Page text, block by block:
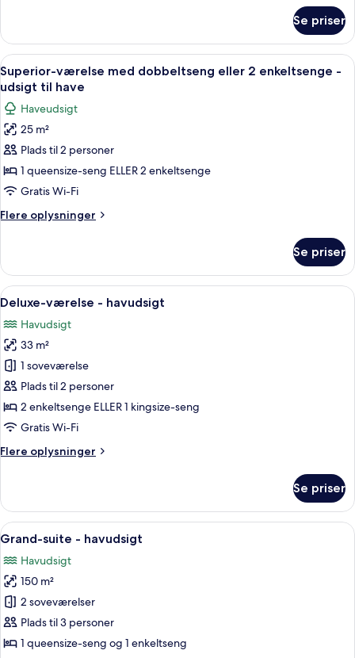
værelse
udsigt
til
have
Se priser
Indlæs
alle
billeder
af
Superior-
værelse
med
dobbeltseng
eller
2
-
udsigt
til
have
Et hotelværelse med en seng, et
4
Superior-værelse med dobbeltseng eller 2 enkeltsenge -
udsigt til have
Haveudsigt
25 m²
Plads til 2 personer
1 queensize-seng ELLER 2 enkeltsenge
Gratis Wi-Fi
Flere oplysninger
Flere
værelse
med
dobbeltseng
2
enkeltsenge
udsigt
til
have
Se priser
Indlæs
alle
billeder
af
Deluxe-
værelse
-
havudsigt
Et hotelværelse med en seng, et
5
Deluxe-værelse - havudsigt
Havudsigt
33 m²
1 soveværelse
Plads til 2 personer
2 enkeltsenge ELLER 1 kingsize-seng
Gratis Wi-Fi
Flere oplysninger
Flere
værelse
havudsigt
Se priser
Indlæs
alle
billeder
af
Grand-
suite
-
En terrasse med havudsigt, lyse
7
Grand-suite - havudsigt
Havudsigt
150 m²
2 soveværelser
Plads til 3 personer
1 queensize-seng og 1 enkeltseng